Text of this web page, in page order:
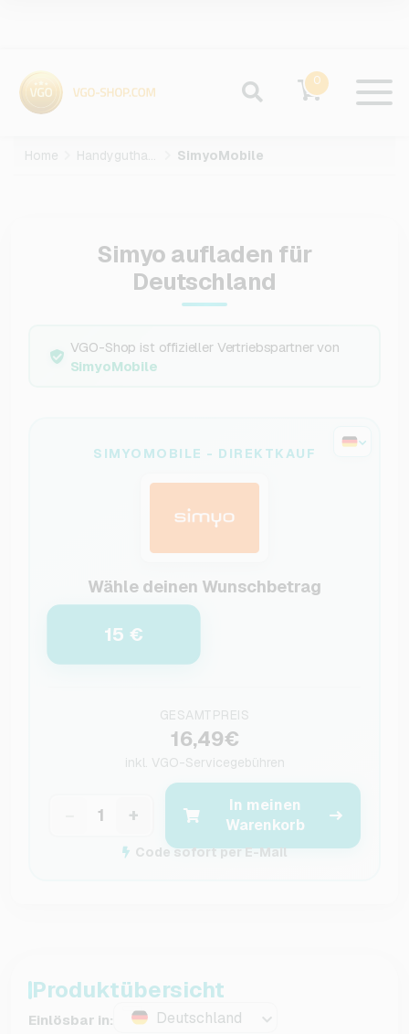
0
Home Handyguthaben SimyoMobile
Simyo aufladen für
Deutschland
VGO-Shop ist offizieller Vertriebspartner von
SimyoMobile
SIMYOMOBILE - DIREKTKAUF
Wähle deinen Wunschbetrag
15 €
GESAMTPREIS
16,49€
inkl. VGO-Servicegebühren
+
In meinen
Warenkorb
Code sofort per E-Mail
Produktübersicht
Einlösbar in: Deutschland